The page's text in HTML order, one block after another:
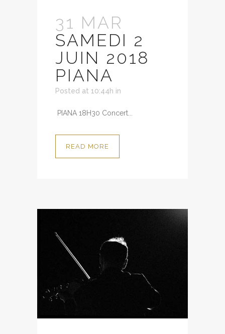
31 MAR
SAMEDI 2
JUIN 2018
PIANA
Posted at 10:44h in
PIANA 18H30 Concert...
READ MORE